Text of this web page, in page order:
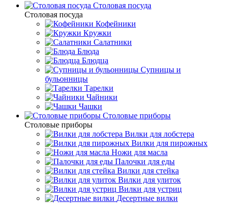
Столовая посуда
Столовая посуда
Кофейники
Кружки
Салатники
Блюда
Блюдца
Супницы и
бульонницы
Тарелки
Чайники
Чашки
Cтоловые приборы
Cтоловые приборы
Вилки для лобстера
Вилки для пирожных
Ножи для масла
Палочки для еды
Вилки для стейка
Вилки для улиток
Вилки для устриц
Десертные вилки